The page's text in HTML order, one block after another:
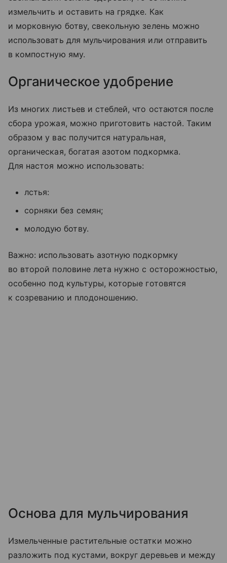
измельчить и оставить на грядке. Как
и морковную ботву, свекольную зелень можно
использовать для мульчирования или отправить
в компостную яму.
Органическое удобрение
Из многих листьев и стеблей, что остаются после
сбора урожая, можно приготовить настой. Таким
образом у вас получится натуральная,
органическая, богатая азотом подкормка.
Для настоя можно использовать:
лстья:
сорняки без семян;
молодую ботву.
Важно: использовать азотную подкормку
во второй половине лета нужно с осторожностью,
особенно под культуры, которые готовятся
к созреванию и плодоношению.
Основа для мульчирования
Измельченные растительные остатки можно
разложить под кустами, вокруг деревьев и между